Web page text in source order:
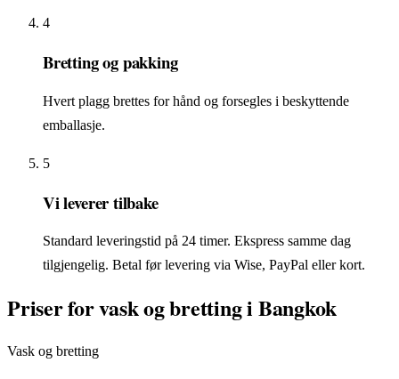
4
Bretting og pakking
Hvert plagg brettes for hånd og forsegles i beskyttende
emballasje.
5
Vi leverer tilbake
Standard leveringstid på 24 timer. Ekspress samme dag
tilgjengelig. Betal før levering via Wise, PayPal eller kort.
Priser for vask og bretting i Bangkok
Vask og bretting